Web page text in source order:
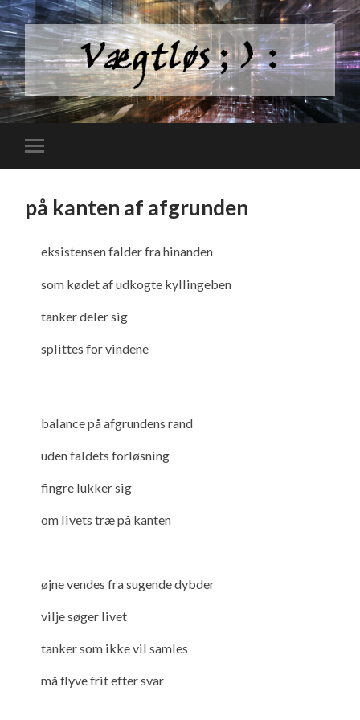
på kanten af afgrunden
eksistensen falder fra hinanden
som kødet af udkogte kyllingeben
tanker deler sig
splittes for vindene
balance på afgrundens rand
uden faldets forløsning
fingre lukker sig
om livets træ på kanten
øjne vendes fra sugende dybder
vilje søger livet
tanker som ikke vil samles
må flyve frit efter svar